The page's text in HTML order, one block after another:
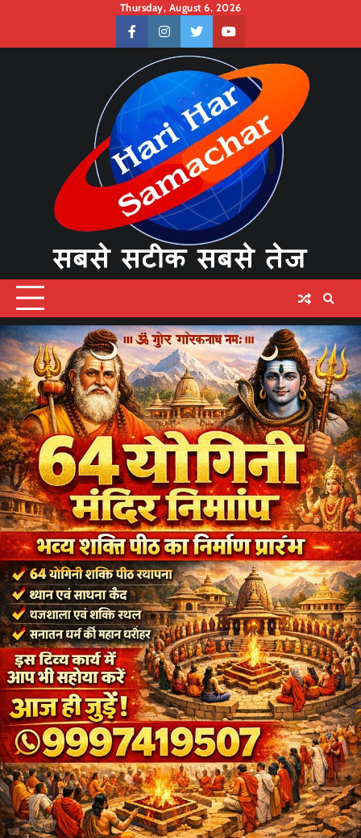
content
Thursday, August 6, 2026
facebookinstagramtwitteryoutube